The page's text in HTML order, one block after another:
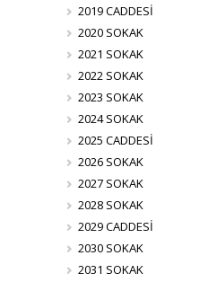
2019 CADDESİ
2020 SOKAK
2021 SOKAK
2022 SOKAK
2023 SOKAK
2024 SOKAK
2025 CADDESİ
2026 SOKAK
2027 SOKAK
2028 SOKAK
2029 CADDESİ
2030 SOKAK
2031 SOKAK